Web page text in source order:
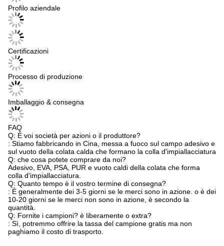
Profilo aziendale
Certificazioni
Processo di produzione
Imballaggio & consegna
FAQ
Q: È voi società per azioni o il produttore?
: Stiamo fabbricando in Cina, messa a fuoco sul campo adesivo e
sul vuoto della colata calda che formano la colla d'impiallacciatura
Q: che cosa potete comprare da noi?
Adesivo, EVA, PSA, PUR e vuoto caldi della colata che forma
colla d'impiallacciatura.
Q: Quanto tempo è il vostro termine di consegna?
: È generalmente dei 3-5 giorni se le merci sono in azione. o è dei
10-20 giorni se le merci non sono in azione, è secondo la
quantità.
Q: Fornite i campioni? è liberamente o extra?
: Sì, potremmo offrire la tassa del campione gratis ma non
paghiamo il costo di trasporto.